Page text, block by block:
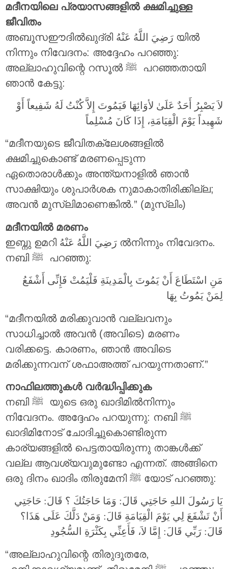
മദീനയിലെ പ്രയാസങ്ങളിൽ ക്ഷമിച്ചുള്ള
ജീവിതം
അബൂസഈദിൽഖുദ്രി
യിൽ
നിന്നും നിവേദനം: അദ്ദേഹം പറഞ്ഞു:
അല്ലാഹുവിന്റെ റസൂൽ ‎ﷺ പറഞ്ഞതായി
ഞാൻ കേട്ടു:
لاَ يَصْبِرُ أَحَدٌ عَلَىٰ لأوَائِهَا فَيَمُوتَ إِلاَّ كُنْتُ لَهُ شَفِيعاً أَوْ
شَهِيداً يَوْمَ الْقِيَامَةِ، إِذَا كَانَ مُسْلِماً
“മദീനയുടെ ജീവിതക്ലേശങ്ങളിൽ
ക്ഷമിച്ചുകൊണ്ട് മരണപ്പെടുന്ന
ഏതൊരാൾക്കും അന്ത്യനാളിൽ ഞാൻ
സാക്ഷിയും ശുപാർശക നുമാകാതിരിക്കില്ല;
അവൻ മുസ്ലിമാണെങ്കിൽ.” (മുസ്ലിം)
മദീനയിൽ മരണം
ഇബ്നു ഉമറി
ൽനിന്നും നിവേദനം.
നബി ‎ﷺ പറഞ്ഞു:
مَنِ اسْتَطَاعَ أَنْ يَمُوتَ بِالْمَدِينَةِ فَلْيَمُتْ فَإِنِّى أَشْفَعُ
لِمَنْ يَمُوتُ بِهَا
“മദീനയിൽ മരിക്കുവാൻ വല്ലവനും
സാധിച്ചാൽ അവൻ (അവിടെ) മരണം
വരിക്കട്ടെ. കാരണം, ഞാൻ അവിടെ
മരിക്കുന്നവന് ശഫാഅത്ത് പറയുന്നതാണ്.”
നാഫിലത്തുകൾ വർദ്ധിപ്പിക്കുക
നബി ‎ﷺ യുടെ ഒരു ഖാദിമിൽനിന്നും
നിവേദനം. അദ്ദേഹം പറയുന്നു: നബി ‎ﷺ
ഖാദിമിനോട് ചോദിച്ചുകൊണ്ടിരുന്ന
കാര്യങ്ങളിൽ പെട്ടതായിരുന്നു താങ്കൾക്ക്
വല്ല ആവശ്യവുമുണ്ടോ എന്നത്. അങ്ങിനെ
ഒരു ദിനം ഖാദിം തിരുമേനി ‎ﷺ യോട് പറഞ്ഞു:
يَا رَسُولَ اللهِ حَاجَتِي قَالَ: وَمَا حَاجَتُكَ ؟ قَالَ: حَاجَتِي
أَنْ تَشْفَعَ لِي يَوْمَ الْقِيَامَةِ قَالَ: وَمَنْ دَلَّكَ عَلَى هَذَا؟
قَالَ: رَبِّي قَالَ: إِمَّا لاَ، فَأَعِنِّي بِكَثْرَةِ السُّجُودِ
“അല്ലാഹുവിന്റെ തിരുദൂതരേ,